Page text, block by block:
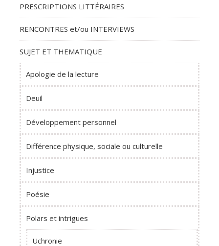
PRESCRIPTIONS LITTÉRAIRES
RENCONTRES et/ou INTERVIEWS
SUJET ET THEMATIQUE
Apologie de la lecture
Deuil
Développement personnel
Différence physique, sociale ou culturelle
Injustice
Poésie
Polars et intrigues
Uchronie